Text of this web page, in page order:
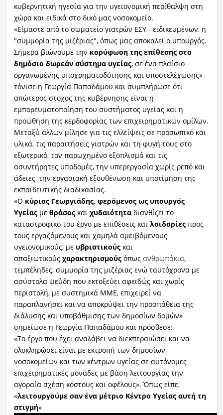
κυβερνητική ηγεσία για την υγειονομική περίθαλψη στη
χώρα και ειδικά στο δικό μας νοσοκομείο.
«Είμαστε από το σωματείο γιατρών ΕΣΥ - ειδικευμένων, η
"συμμορία της μιζέριας", όπως μας αποκαλεί ο υπουργός.
Σήμερα βιώνουμε την κορύφωση της επίθεσης στο
δημόσιο δωρεάν σύστημα υγείας, σε ένα πλαίσιο
οργανωμένης υποχρηματοδότησης και υποστελέχωσης»
τόνισε η Γεωργία Παπαδάμου και συμπλήρωσε ότι
απώτερος στόχος της κυβέρνησης είναι η
εμπορευματοποίηση του συστήματος υγείας και η
προώθηση της κερδοφορίας των επιχειρηματικών ομίλων.
Μεταξύ άλλων μίλησε για τις ελλείψεις σε προσωπικό και
υλικά, τις παραιτήσεις γιατρών και τη φυγή τους στο
εξωτερικό, τον παρωχημένο εξοπλισμό και τις
ασυντήρητες υποδομές, την υπερεργασία χωρίς ρεπό και
άδειες, την εργασιακή εξουθένωση και υποτίμηση της
εκπαιδευτικής διαδικασίας.
«Ο κύριος Γεωργιάδης, φερόμενος ως υπουργός
Υγείαςμε θράσος και χυδαιότητα διανθίζει το
καταστροφικό του έργο με επιθέσεις και λοιδορίες προς
τους εργαζόμενους και χαμηλά αμειβόμενους
υγειονομικούς, με υβριστικούς και
απαξιωτικούς χαρακτηρισμούς όπως ανθρωπάκια,
τεμπέληδες, συμμορία της μιζέριας ενώ ταυτόχρονα με
ασύστολα ψεύδη που εκτοξεύει αφειδώς και χωρίς
περιστολή, με συστημικά ΜΜΕ, επιχειρεί να
παραπλανήσει και να αποκρύψει την προσπάθεια της
διάλυσης και υποβάθμισης των δημοσίων δομών»
σημείωσε η Γεωργία Παπαδάμου και πρόσθεσε:
«Το έργο που έχει αναλάβει να διεκπεραιώσει και να
ολοκληρώσει είναι με εκτροπή των δημοσίων
νοσοκομείων και των κέντρων υγείας σε αυτόνομες
επιχειρηματικές μονάδες με βάση λειτουργίας την
αγοραία σχέση κόστους και οφέλους». Όπως είπε,
«λειτουργούμε σαν ένα μέτριο Κέντρο Υγείας αυτή τη
στιγμή»